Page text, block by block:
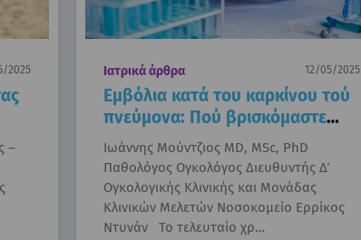
2025
–
Ιατρικά άρθρα 12/05/2025
Εμβόλια κατά του καρκίνου τού
πνεύμονα: Πού βρισκόμαστε
σήμερα;
Ιωάννης Μούντζιος MD, MSc, PhD
Παθολόγος Ογκολόγος Διευθυντής Δ΄
Ογκολογικής Κλινικής και Μονάδας
Κλινικών Μελετών Νοσοκομείο Ερρίκος
Ντυνάν Το τελευταίο χρ…